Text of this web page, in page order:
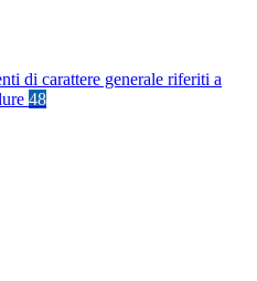
di carattere generale riferiti a
48